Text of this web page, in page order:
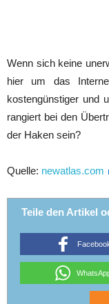
Wenn sich keine
hier um das
kostengünstiger und
rangiert bei den
der Haken sein?
Quelle: newatlas.com
Teile den Artikel